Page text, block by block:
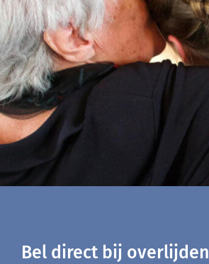
Bel direct bij overlijden